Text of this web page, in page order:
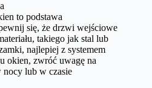
to podstawa
się, że drzwi wejściowe
takiego jak stal lub
najlepiej z systemem
okien, zwróć uwagę na
lub w czasie